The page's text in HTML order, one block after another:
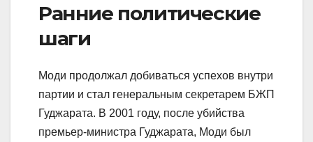
Ранние политические
шаги
Моди продолжал добиваться успехов внутри
партии и стал генеральным секретарем БЖП
Гуджарата. В 2001 году, после убийства
премьер-министра Гуджарата, Моди был